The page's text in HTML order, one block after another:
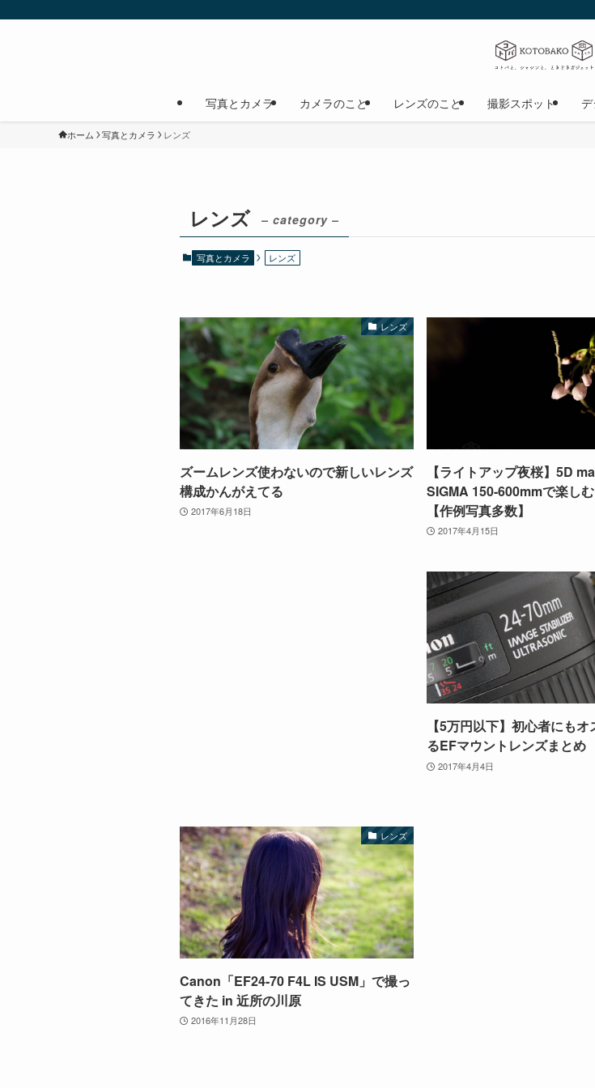
写真とカメラ カメラのこと レンズのこと 撮影スポット
ホーム 写真とカメラ レンズ
レンズ – category –
写真とカメラ レンズ
レンズ
ズームレンズ使わないので新しいレンズ
構成かんがえてる
2017年6月18日
【ライトアップ夜桜】5D
SIGMA 150-600mmで楽しむ
【作例写真多数】
2017年4月15日
【5万円以下】初心者にもオ
るEFマウントレンズまとめ
2017年4月4日
レンズ
Canon「EF24-70 F4L IS USM」で撮っ
てきた in 近所の川原
2016年11月28日